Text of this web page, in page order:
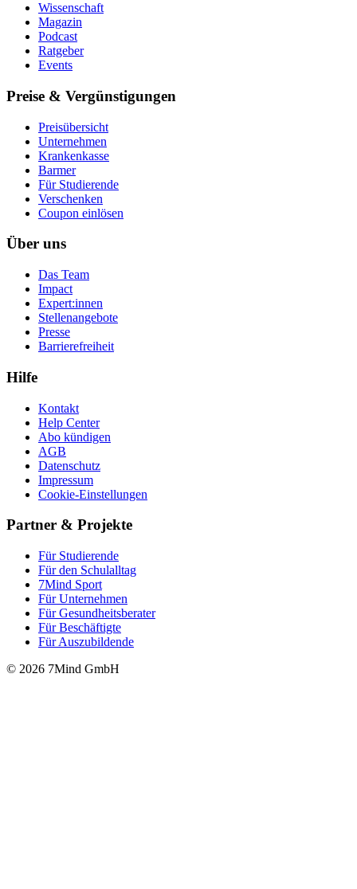
Wissenschaft
Magazin
Podcast
Ratgeber
Events
Preise & Vergünstigungen
Preisübersicht
Unternehmen
Krankenkasse
Barmer
Für Studierende
Ver­schen­ken
Coupon einlösen
Über uns
Das Team
Impact
Expert:innen
Stellenangebote
Presse
Barrierefreiheit
Hilfe
Kontakt
Help Center
Abo kündigen
AGB
Datenschutz
Impressum
Cookie-Einstellungen
Partner & Projekte
Für Stu­die­rende
Für den Schulalltag
7Mind Sport
Für Unter­neh­men
Für Gesund­heits­be­ra­ter
Für Beschäftigte
Für Auszubildende
© 2026 7Mind GmbH